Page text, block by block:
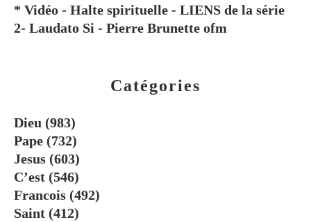
Catégories
Dieu (983)
Pape (732)
Jesus (603)
C’est (546)
Francois (492)
Saint (412)
* Vidéo - Halte spirituelle - LIENS de la série
2- Laudato Si - Pierre Brunette ofm